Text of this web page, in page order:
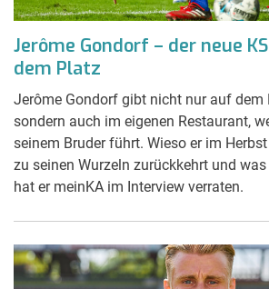
Jerôme Gondorf – der neue
dem Platz
Jerôme Gondorf gibt nicht nur auf dem
sondern auch im eigenen Restaurant,
seinem Bruder führt. Wieso er im
zu seinen Wurzeln zurückkehrt und
hat er meinKA im Interview verraten.